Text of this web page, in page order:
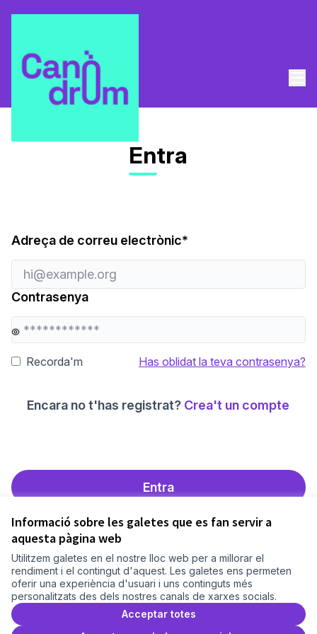
Informació sobre les galetes que es fan servir a
aquesta pàgina web
Utilitzem galetes en el nostre lloc web per a millorar el
rendiment i el contingut d'aquest. Les galetes ens permeten
oferir una experiència d'usuari i uns continguts més
personalitzats des dels nostres canals de xarxes socials.
Acceptar totes
Entra
Adreça de correu electrònic*
Contrasenya
Recorda'm Has oblidat la teva contrasenya?
Encara no t'has registrat? Crea't un compte
Entra
Termes i condicions d'ús
Configuració de les galetes
Comunitat Canòdrom a Facebook
(Link externo)
Comunitat Canòdrom a Instagram
(Link externo)
Comunitat Canòdrom a YouTube
(Link externo)
Català
Triar la llenguaElegir el idiomaChoose language